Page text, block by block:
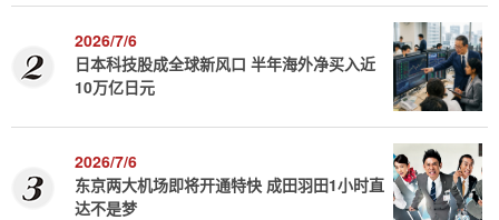
2026/7/6
日本科技股成全球新风口 半年海外净买入近
10万亿日元
2026/7/6
东京两大机场即将开通特快 成田羽田1小时直
达不是梦